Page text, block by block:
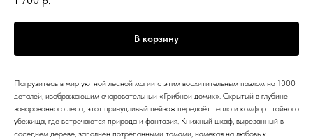
В корзину
Погрузитесь в мир уютной лесной магии с этим восхитительным пазлом на 1000
деталей, изображающим очаровательный «Грибной домик». Скрытый в глубине
зачарованного леса, этот причудливый пейзаж передаёт тепло и комфорт тайного
убежища, где встречаются природа и фантазия. Книжный шкаф, вырезанный в
соседнем дереве, заполнен потрёпанными томами, намекая на любовь к